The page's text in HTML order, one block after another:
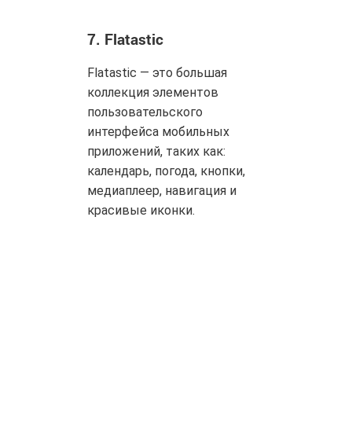
7. Flatastic
Flatastic — это большая
коллекция элементов
пользовательского
интерфейса мобильных
приложений, таких как:
календарь, погода, кнопки,
медиаплеер, навигация и
красивые иконки.